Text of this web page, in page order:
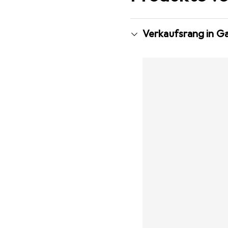
Verkaufsrang in